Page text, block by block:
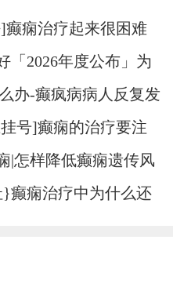
痫治疗起来很困难
「2026年度公布」为
死?办-癫疯病病人反复发
号]癫痫的治疗要注
|怎样降低癫痫遗传风
癫痫治疗中为什么还